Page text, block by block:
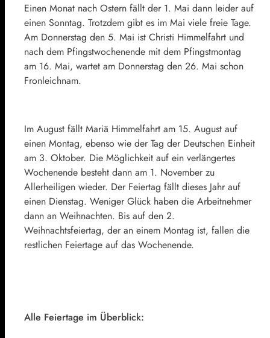
Einen Monat nach Ostern fällt der 1. Mai dann leider auf
einen Sonntag. Trotzdem gibt es im Mai viele freie Tage.
Am Donnerstag den 5. Mai ist Christi Himmelfahrt und
nach dem Pfingstwochenende mit dem Pfingstmontag
am 16. Mai, wartet am Donnerstag den 26. Mai schon
Fronleichnam.
Im August fällt Mariä Himmelfahrt am 15. August auf
einen Montag, ebenso wie der Tag der Deutschen Einheit
am 3. Oktober. Die Möglichkeit auf ein verlängertes
Wochenende besteht dann am 1. November zu
Allerheiligen wieder. Der Feiertag fällt dieses Jahr auf
einen Dienstag. Weniger Glück haben die Arbeitnehmer
dann an Weihnachten. Bis auf den 2.
Weihnachtsfeiertag, der an einem Montag ist, fallen die
restlichen Feiertage auf das Wochenende.
Alle Feiertage im Überblick: